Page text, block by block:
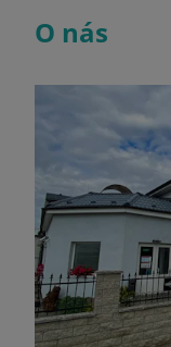
O nás